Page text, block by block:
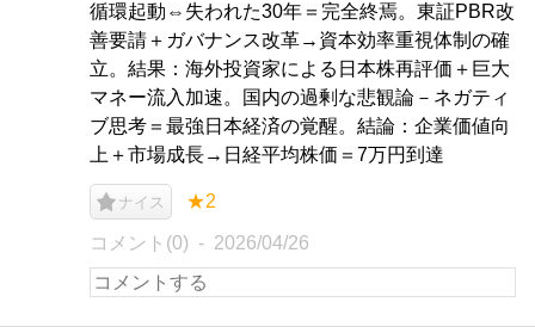
循環起動⇔失われた30年＝完全終焉。東証PBR改
善要請＋ガバナンス改革→資本効率重視体制の確
立。結果：海外投資家による日本株再評価＋巨大
マネー流入加速。国内の過剰な悲観論－ネガティ
ブ思考＝最強日本経済の覚醒。結論：企業価値向
上＋市場成長→日経平均株価＝7万円到達
ナイス ★2
コメント(0) 2026/04/26